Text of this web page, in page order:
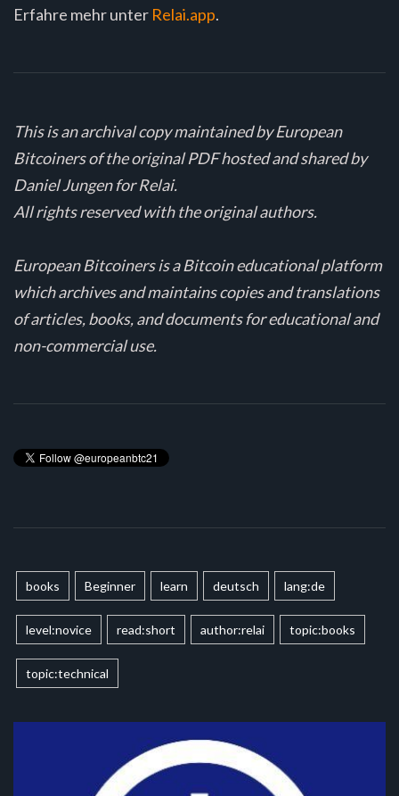
Erfahre mehr unter Relai.app.
This is an archival copy maintained by European
Bitcoiners of the original PDF hosted and shared by
Daniel Jungen for Relai.
All rights reserved with the original authors.
European Bitcoiners is a Bitcoin educational platform
which archives and maintains copies and translations
of articles, books, and documents for educational and
non-commercial use.
books Beginner learn deutsch lang:de
level:novice read:short author:relai topic:books
topic:technical